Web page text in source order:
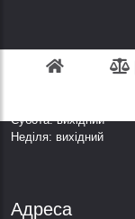
Графік Роботи
Субота: вихідний
Неділя: вихідний
Адреса